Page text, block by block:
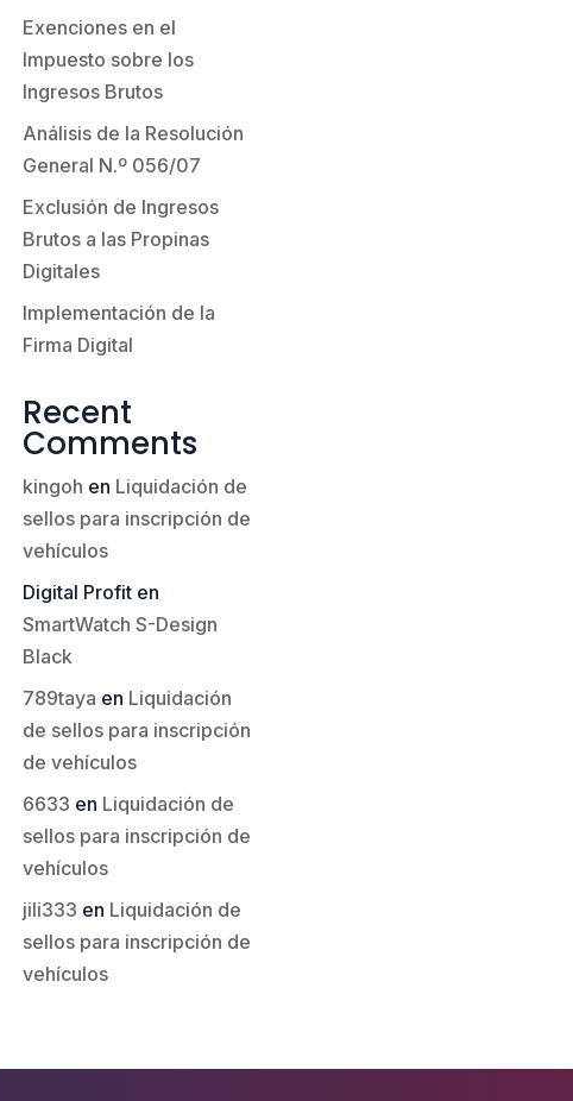
Exenciones en el
Impuesto sobre los
Ingresos Brutos
Análisis de la Resolución
General N.º 056/07
Exclusión de Ingresos
Brutos a las Propinas
Digitales
Implementación de la
Firma Digital
Recent
Comments
kingoh en Liquidación de
sellos para inscripción de
vehículos
Digital Profiten
SmartWatch S-Design
Black
789taya en Liquidación
de sellos para inscripción
de vehículos
6633 en Liquidación de
sellos para inscripción de
vehículos
jili333 en Liquidación de
sellos para inscripción de
vehículos